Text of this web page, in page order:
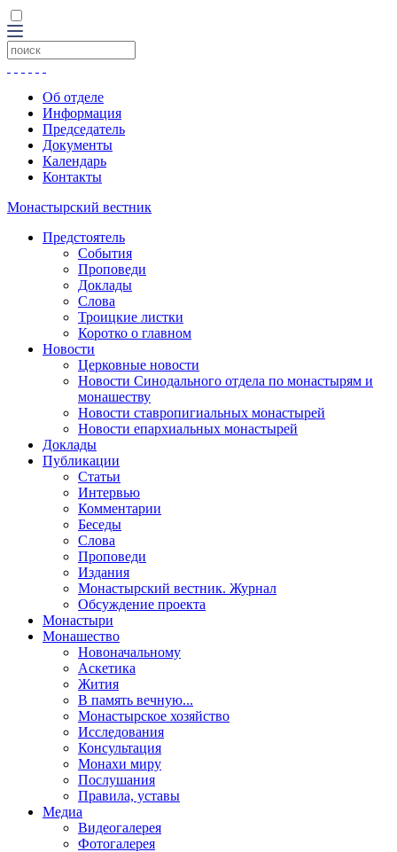
Об отделе
Информация
Председатель
Документы
Календарь
Контакты
Монастырский вестник
Предстоятель
События
Проповеди
Доклады
Слова
Троицкие листки
Коротко о главном
Новости
Церковные новости
Новости Синодального отдела по монастырям и
монашеству
Новости ставропигиальных монастырей
Новости епархиальных монастырей
Доклады
Публикации
Статьи
Интервью
Комментарии
Беседы
Слова
Проповеди
Издания
Монастырский вестник. Журнал
Обсуждение проекта
Монастыри
Монашество
Новоначальному
Аскетика
Жития
В память вечную...
Монастырское хозяйство
Исследования
Консультация
Монахи миру
Послушания
Правила, уставы
Медиа
Видеогалерея
Фотогалерея